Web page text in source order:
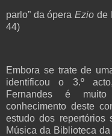
parlo” da óperaEzio de
44)
Embora se trate de
identificou o 3.º
Fernandes é
conhecimento deste
estudo dos repertórios
Música da Biblioteca